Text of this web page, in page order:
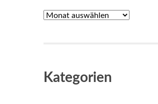
Archiv
Kategorien